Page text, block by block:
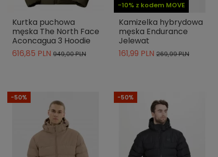
Kurtka puchowa
męska The North Face
Aconcagua 3 Hoodie
616,85 PLN 949,00 PLN
-10% z kodem MOVE
Kamizelka hybrydowa
męska Endurance
Jelewat
161,99 PLN 269,99 PLN
-50% -50%